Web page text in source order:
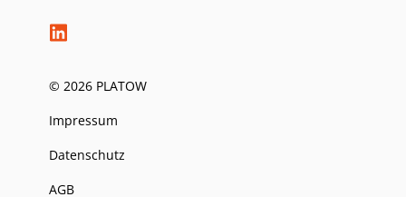
© 2026 PLATOW
Impressum
Datenschutz
AGB